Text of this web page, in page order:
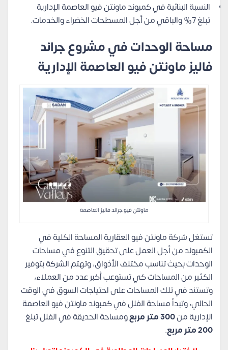
النسبة البنائية في كمبوند ماونتن فيو العاصمة الإدارية
تبلغ 7% والباقي من أجل المسطحات الخضراء والخدمات.
مساحة الوحدات في مشروع جراند
فاليز ماونتن فيو العاصمة الإدارية
ماونتن فيو جراند فاليز العاصمة
تستغل شركة ماونتن فيو العقارية المساحة الكلية في
الكمبوند من أجل العمل على تحقيق التنوع في مساحات
الوحدات بحيث تناسب مختلف الأذواق، وتهتم الشركة بتوفير
الكثير من المساحات كي تستوعب أكبر عدد من العملاء،
وتستند في تلك المساحات على احتياجات السوق في الوقت
الحالي، وتبدأ مساحة الفلل في كمبوند ماونتن فيو العاصمة
الإدارية من
ومساحة الحديقة في الفلل تبلغ
200 متر مربع
.